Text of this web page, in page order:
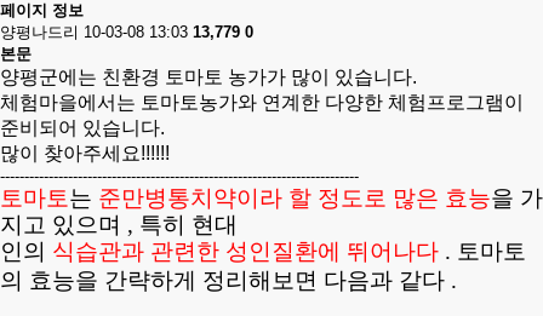
페이지 정보
양평나드리 10-03-08 13:03 13,779 0
본문
양평군에는 친환경 토마토 농가가 많이 있습니다.
체험마을에서는 토마토농가와 연계한 다양한 체험프로그램이
준비되어 있습니다.
많이 찾아주세요!!!!!!
--------------------------------------------------------------------------
토마토는 준만병통치약이라 할 정도로 많은 효능을 가
지고 있으며 , 특히 현대
인의 식습관과 관련한 성인질환에 뛰어나다 . 토마토
의 효능을 간략하게 정리해보면 다음과 같다 .